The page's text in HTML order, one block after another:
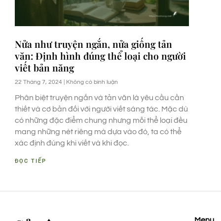
Nửa như truyện ngắn, nửa giống tản
văn: Định hình đúng thể loại cho người
viết bản năng
22 Tháng 7, 2024 Không có bình luận
Phân biệt truyện ngắn và tản văn là yêu cầu cần
thiết và cơ bản đối với người viết sáng tác. Mặc dù
có những đặc điểm chung nhưng mỗi thể loại đều
mang những nét riêng mà dựa vào đó, ta có thể
xác định đúng khi viết và khi đọc.
ĐỌC TIẾP